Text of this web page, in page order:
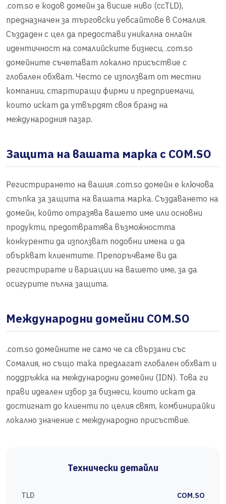
.com.so е кодов домейн за висше ниво (ccTLD),
предназначен за търговски уебсайтове в Сомалия.
Създаден с цел да предостави уникална онлайн
идентичност на сомалийските бизнеси, .com.so
домейните съчетават локално присъствие с
глобален обхват. Често се използват от местни
компании, стартиращи фирми и предприемачи,
които искат да утвърдят своя бранд на
международния пазар.
Защита на вашата марка с COM.SO
Регистрирането на вашия .com.so домейн е ключова
стъпка за защита на вашата марка. Създаването на
домейн, който отразява вашето име или основни
продукти, предотвратява възможността
конкуренти да използват подобни имена и да
объркват клиентите. Препоръчваме ви да
регистрирате и вариации на вашето име, за да
осигурите пълна защита.
Международни домейни COM.SO
.com.so домейните не само че са свързани със
Сомалия, но също така предлагат глобален обхват и
поддръжка на международни домейни (IDN). Това ги
прави идеален избор за бизнеси, които искат да
достигнат до клиенти по целия свят, комбинирайки
локално значение с международно присъствие.
Технически детайли
TLD COM.SO